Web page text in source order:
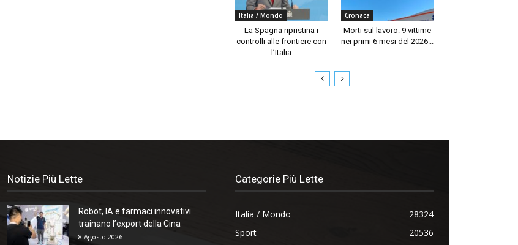
Italia / Mondo
La Spagna ripristina i
controlli alle frontiere con
l’Italia
Cronaca
Morti sul lavoro: 9 vittime
nei primi 6 mesi del 2026...
Notizie Più Lette
Robot, IA e farmaci innovativi
trainano l’export della Cina
8 Agosto 2026
Categorie Più Lette
Italia / Mondo
28324
Sport
20536